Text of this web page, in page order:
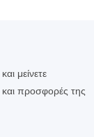
μείνετε
και προσφορές της